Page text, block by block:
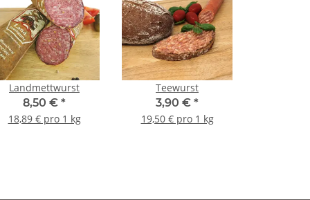
Landmettwurst
8,50 € *
18,89 € pro 1 kg
Teewurst
3,90 € *
19,50 € pro 1 kg